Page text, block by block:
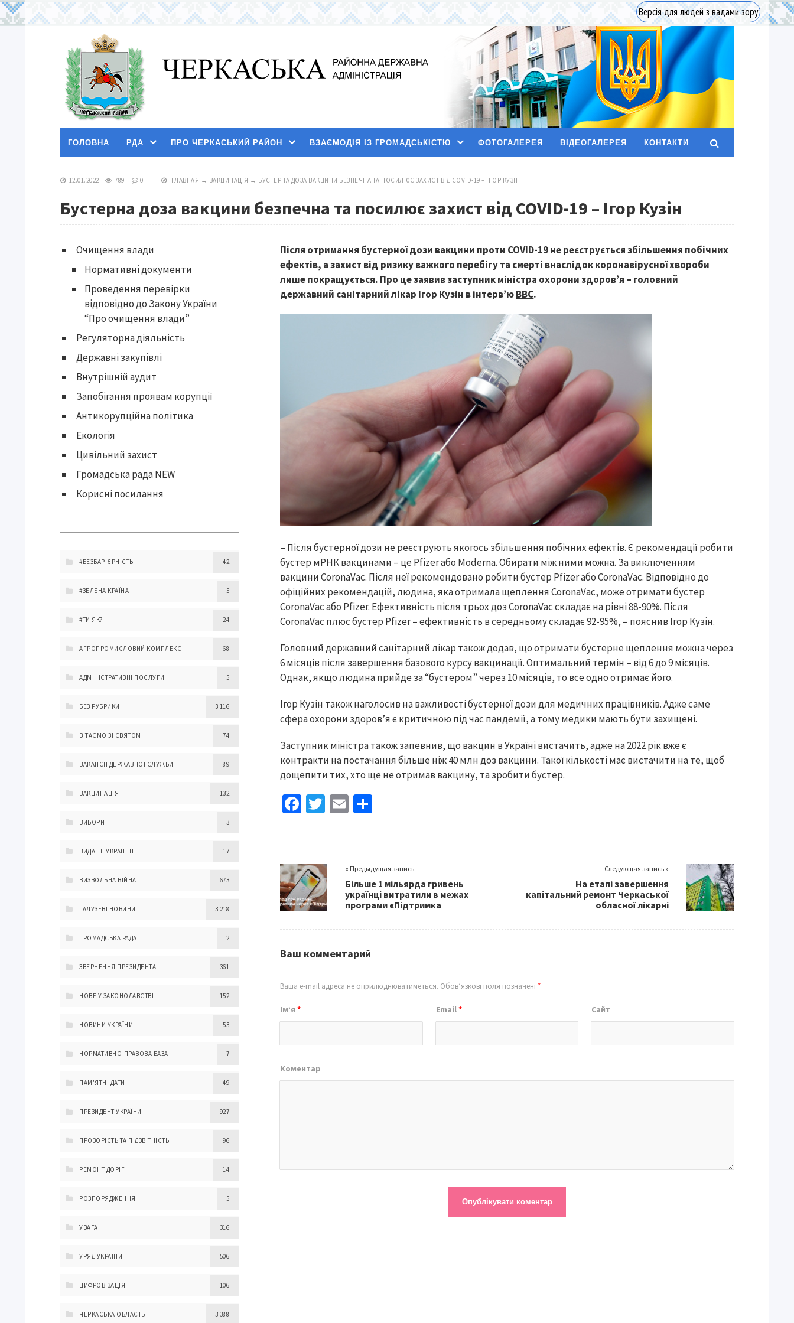
Версія для людей з вадами зору
ГОЛОВНА РДА ПРО ЧЕРКАСЬКИЙ РАЙОН ВЗАЄМОДІЯ ІЗ ГРОМАДСЬКІСТЮ ФОТОГАЛЕРЕЯ ВІДЕОГАЛЕРЕЯ КОНТАКТИ
12.01.2022 789 0 ГЛАВНАЯ → ВАКЦИНАЦІЯ → БУСТЕРНА ДОЗА ВАКЦИНИ БЕЗПЕЧНА ТА ПОСИЛЮЄ ЗАХИСТ ВІД COVID-19 – ІГОР КУЗІН
Бустерна доза вакцини безпечна та посилює захист від COVID-19 – Ігор Кузін
Після отримання бустерної дози вакцини проти COVID-19 не реєструється збільшення побічних
ефектів, а захист від ризику важкого перебігу та смерті внаслідок коронавірусної хвороби
лише покращується. Про це заявив заступник міністра охорони здоров’я – головний
державний санітарний лікар Ігор Кузін в інтерв’юBBC.
– Після бустерної дози не реєструють якогось збільшення побічних ефектів. Є рекомендації робити
бустер мРНК вакцинами – це Pfizer або Moderna. Обирати між ними можна. За виключенням
вакцини CoronaVac. Після неї рекомендовано робити бустер Pfizer або CoronaVac. Відповідно до
офіційних рекомендацій, людина, яка отримала щеплення CoronaVac, може отримати бустер
CoronaVac або Pfizer. Ефективність після трьох доз CoronaVac складає на рівні 88-90%. Після
CoronaVac плюс бустер Pfizer – ефективність в середньому складає 92-95%, – пояснив Ігор Кузін.
Головний державний санітарний лікар також додав, що отримати бустерне щеплення можна через
6 місяців після завершення базового курсу вакцинації. Оптимальний термін – від 6 до 9 місяців.
Однак, якщо людина прийде за “бустером” через 10 місяців, то все одно отримає його.
Ігор Кузін також наголосив на важливості бустерної дози для медичних працівників. Адже саме
сфера охорони здоров’я є критичною під час пандемії, а тому медики мають бути захищені.
Заступник міністра також запевнив, що вакцин в Україні вистачить, адже на 2022 рік вже є
контракти на постачання більше ніж 40 млн доз вакцини. Такої кількості має вистачити на те, щоб
дощепити тих, хто ще не отримав вакцину, та зробити бустер.
Fa
ce
o
o
k
T
wi
er
E
m
l
h
« Предыдущая запись
Більше 1 мільярда гривень
українці витратили в межах
програми єПідтримка
Следующая запись »
На етапі завершення
капітальний ремонт Черкаської
обласної лікарні
Ваш комментарий
Ваша e-mail адреса не оприлюднюватиметься. Обов’язкові поля позначені*
Ім’я* Email* Сайт
Коментар
Очищення влади
Нормативні документи
Проведення перевірки
відповідно до Закону України
“Про очищення влади”
Регуляторна діяльність
Державні закупівлі
Внутрішній аудит
Запобігання проявам корупції
Антикорупційна політика
Екологія
Цивільний захист
Громадська рада NEW
Корисні посилання
#БЕЗБАР'ЄРНІСТЬ 42
#ЗЕЛЕНА КРАЇНА 5
#ТИ ЯК? 24
АГРОПРОМИСЛОВИЙ КОМПЛЕКС 68
АДМІНІСТРАТИВНІ ПОСЛУГИ 5
БЕЗ РУБРИКИ 3 116
ВІТАЄМО ЗІ СВЯТОМ 74
ВАКАНСІЇ ДЕРЖАВНОЇ СЛУЖБИ 89
ВАКЦИНАЦІЯ 132
ВИБОРИ 3
ВИДАТНІ УКРАЇНЦІ 17
ВИЗВОЛЬНА ВІЙНА 673
ГАЛУЗЕВІ НОВИНИ 3 218
ГРОМАДСЬКА РАДА 2
ЗВЕРНЕННЯ ПРЕЗИДЕНТА 361
НОВЕ У ЗАКОНОДАВСТВІ 152
НОВИНИ УКРАЇНИ 53
НОРМАТИВНО-ПРАВОВА БАЗА 7
ПАМ'ЯТНІ ДАТИ 49
ПРЕЗИДЕНТ УКРАЇНИ 927
ПРОЗОРІСТЬ ТА ПІДЗВІТНІСТЬ 96
РЕМОНТ ДОРІГ 14
РОЗПОРЯДЖЕННЯ 5
УВАГА! 316
УРЯД УКРАЇНИ 506
ЦИФРОВІЗАЦІЯ 106
ЧЕРКАСЬКА ОБЛАСТЬ 3 388